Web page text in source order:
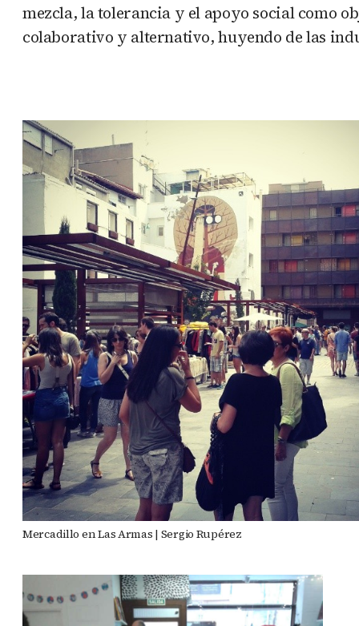
mezcla, la tolerancia y el apoyo social como
colaborativo y alternativo, huyendo de las
Mercadillo en Las Armas | Sergio Rupérez